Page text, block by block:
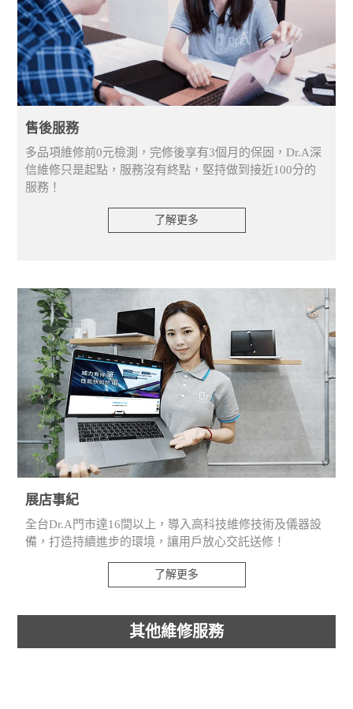
售後服務
多品項維修前0元檢測，完修後享有3個月的保固，Dr.A深
信維修只是起點，服務沒有終點，堅持做到接近100分的
服務！
了解更多
展店事紀
全台Dr.A門市達16間以上，導入高科技維修技術及儀器設
備，打造持續進步的環境，讓用戶放心交託送修！
了解更多
其他維修服務